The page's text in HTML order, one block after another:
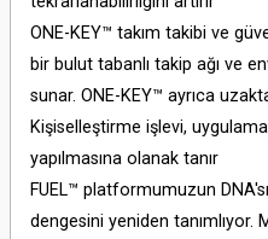
ONE-KEY™ takım takibi ve
bir bulut tabanlı takip ağı ve
sunar. ONE-KEY™ ayrıca
Kişiselleştirme işlevi,
yapılmasına olanak tanır
FUEL™ platformumuzun
dengesini yeniden tanımlıyor.